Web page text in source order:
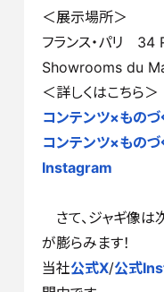
＜展示場所＞
フランス・パリ 34
Showrooms du
＜詳しくはこちら＞
コンテンツ×ものづ
コンテンツ×ものづ
Instagram
さて、ジャギ像
が膨らみます！
当社公式X/公式